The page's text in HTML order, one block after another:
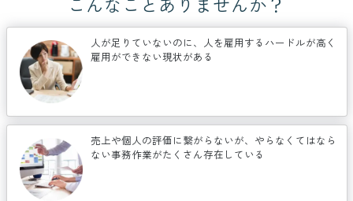
人が足りていないのに、人を雇用するハードルが高く
雇用ができない現状がある
売上や個人の評価に繋がらないが、やらなくてはなら
ない事務作業がたくさん存在している